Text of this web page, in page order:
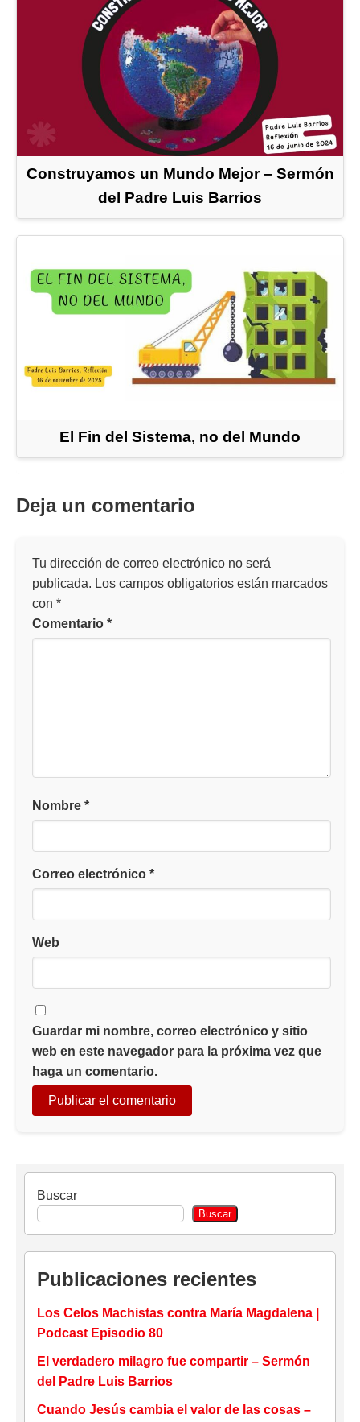
Construyamos un Mundo Mejor – Sermón
del Padre Luis Barrios
El Fin del Sistema, no del Mundo
Deja un comentario
Tu dirección de correo electrónico no será
publicada. Los campos obligatorios están marcados
con *
Comentario *
Nombre *
Correo electrónico *
Web
Guardar mi nombre, correo electrónico y sitio
web en este navegador para la próxima vez que
haga un comentario.
Buscar
Buscar
Publicaciones recientes
Los Celos Machistas contra María Magdalena |
Podcast Episodio 80
El verdadero milagro fue compartir – Sermón
del Padre Luis Barrios
Cuando Jesús cambia el valor de las cosas –